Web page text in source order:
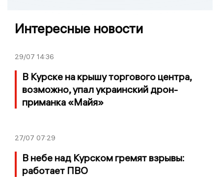
Интересные новости
29/07 14:36
В Курске на крышу торгового центра,
возможно, упал украинский дрон-
приманка «Майя»
27/07 07:29
В небе над Курском гремят взрывы:
работает ПВО